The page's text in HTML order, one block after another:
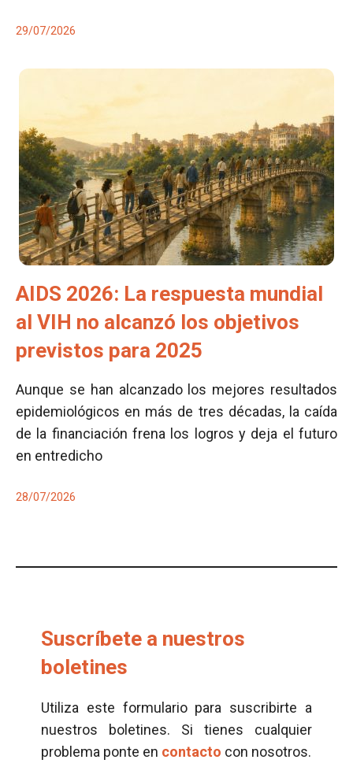
29/07/2026
AIDS 2026: La respuesta mundial
al VIH no alcanzó los objetivos
previstos para 2025
Aunque se han alcanzado los mejores resultados
epidemiológicos en más de tres décadas, la caída
de la financiación frena los logros y deja el futuro
en entredicho
28/07/2026
Suscríbete a nuestros
boletines
Utiliza este formulario para suscribirte a
nuestros boletines. Si tienes cualquier
problema ponte en contacto con nosotros.